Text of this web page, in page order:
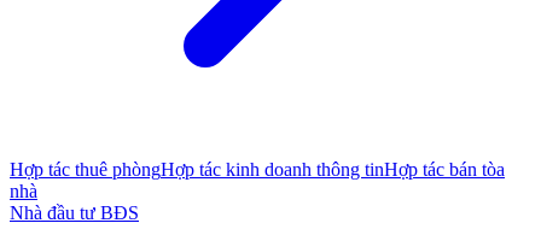
Hợp tác thuê phòngHợp tác kinh doanh thông tinHợp tác bán tòa
nhà
Nhà đầu tư BĐS